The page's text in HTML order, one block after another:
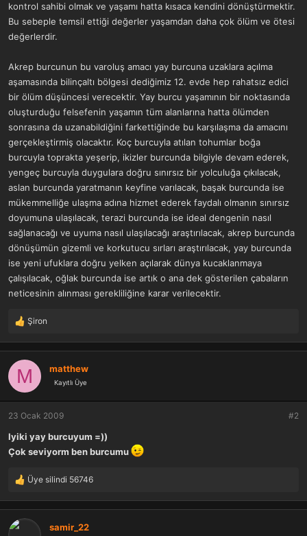
kontrol sahibi olmak ve yaşamı hatta kısaca kendini dönüştürmektir.
Bu sebeple temsil ettiği değerler yaşamdan daha çok ölüm ve ötesi
değerlerdir.
Akrep burcunun bu varoluş amacı yay burcuna uzaklara açılma
aşamasında bilinçaltı bölgesi dediğimiz 12. evde hep rahatsız edici
bir ölüm düşüncesi verecektir. Yay burcu yaşamının bir noktasında
oluşturduğu felsefenin yaşamın tüm alanlarına hatta ölümden
sonrasına da uzanabildiğini farkettiğinde bu karşılaşma da amacını
gerçekleştirmiş olacaktır. Koç burcuyla atılan tohumlar boğa
burcuyla toprakta yeşerip, ikizler burcunda bilgiyle devam ederek,
yengeç burcuyla duygulara doğru sınırsız bir yolculuğa çıkılacak,
aslan burcunda yaratmanın keyfine varılacak, başak burcunda ise
mükemmelliğe ulaşma adına hizmet ederek faydalı olmanın sınırsız
doyumuna ulaşılacak, terazi burcunda ise ideal dengenin nasıl
sağlanacağı ve uyuma nasıl ulaşılacağı araştırılacak, akrep burcunda
dönüşümün gizemli ve korkutucu sırları araştırılacak, yay burcunda
ise yeni ufuklara doğru yelken açılarak dünya kucaklanmaya
çalışılacak, oğlak burcunda ise artık o ana dek gösterilen çabaların
neticesinin alınması gerekliliğine karar verilecektir.
T
p
k
l
e
r
Şiron
M matthew
Kayıtlı Üye
23 Ocak 2009 #2
Iyiki yay burcuyum =))
Çok seviyorm ben burcumu
T
p
k
Üye silindi 56746
samir_22